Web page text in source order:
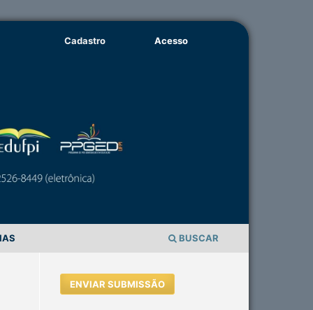
BUSCAR
Cadastro Acesso
ENVIAR SUBMISSÃO